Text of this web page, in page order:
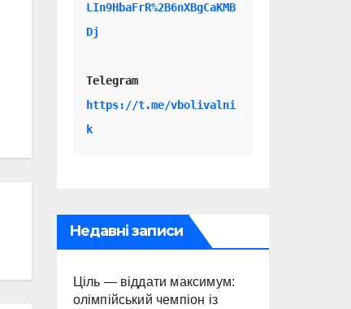
LIn9HbaFrR%2B6nXBgCaKMB
Dj
Telegram
https://t.me/vbolivalni
k
Недавні записи
Ціль — віддати максимум:
олімпійський чемпіон із